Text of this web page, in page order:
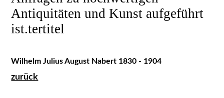
Antiquitäten und Kunst aufgeführt
ist.tertitel
Wilhelm Julius August Nabert 1830 - 1904
zurück